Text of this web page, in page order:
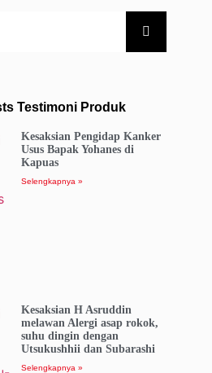
Testimoni Produk
Kesaksian Pengidap Kanker
Usus Bapak Yohanes di
Kapuas
Selengkapnya »
Kesaksian H Asruddin
melawan Alergi asap rokok,
suhu dingin dengan
Utsukushhii dan Subarashi
Selengkapnya »